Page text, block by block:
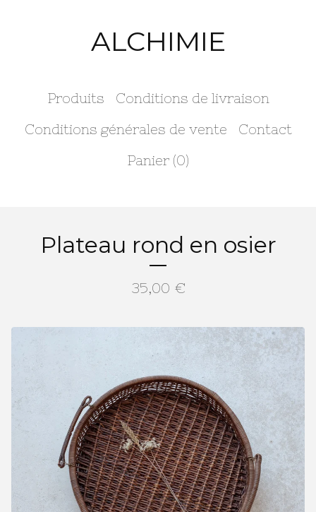
ALCHIMIE
Produits
Conditions de livraison
Conditions générales de vente
Contact
Panier (0)
Plateau rond en osier
35,00 €